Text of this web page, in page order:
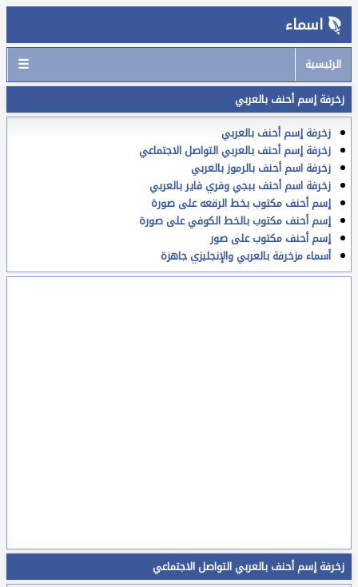
اسماء
الرئيسية ☰
زخرفة إسم أحنف بالعربي
زخرفة إسم أحنف بالعربي
زخرفة إسم أحنف بالعربي التواصل الاجتماعي
زخرفة اسم أحنف بالرموز بالعربي
زخرفة اسم أحنف ببجي وفري فاير بالعربي
إسم أحنف مكتوب بخط الرقعه على صورة
إسم أحنف مكتوب بالخط الكوفي على صورة
إسم أحنف مكتوب على صور
أسماء مزخرفة بالعربي والإنجليزي جاهزة
زخرفة إسم أحنف بالعربي التواصل الاجتماعي